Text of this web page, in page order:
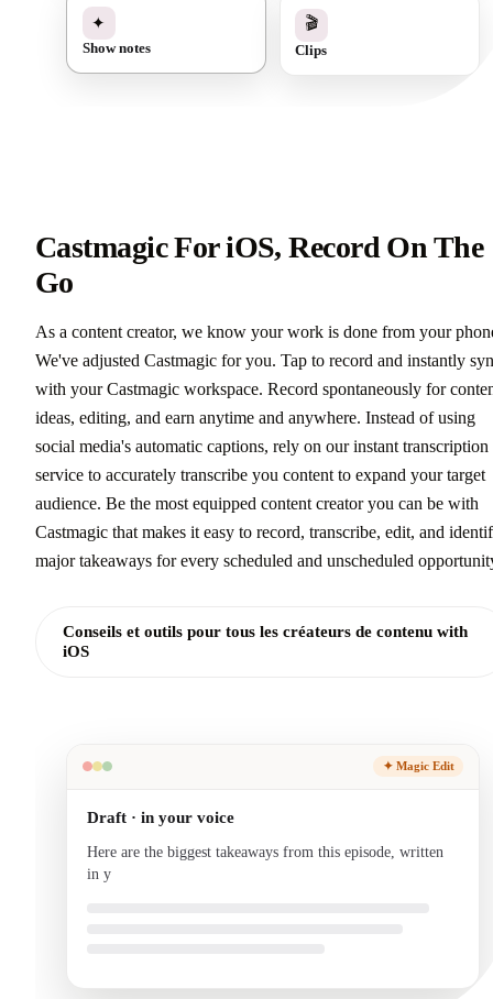
✦
Show notes
🎬
Clips
Castmagic For iOS, Record On The
Go
As a content creator, we know your work is done from your
We've adjusted Castmagic for you. Tap to record and instantly
with your Castmagic workspace. Record spontaneously for
ideas, editing, and earn anytime and anywhere. Instead of using
social media's automatic captions, rely on our instant transcription
service to accurately transcribe you content to expand your target
audience. Be the most equipped content creator you can be with
Castmagic that makes it easy to record, transcribe, edit, and
major takeaways for every scheduled and unscheduled
Conseils et outils pour tous les créateurs de contenu with
iOS
✦ Magic Edit
Draft · in your voice
Here are the biggest takeaways from this episode, written
in your voice and ready to send.